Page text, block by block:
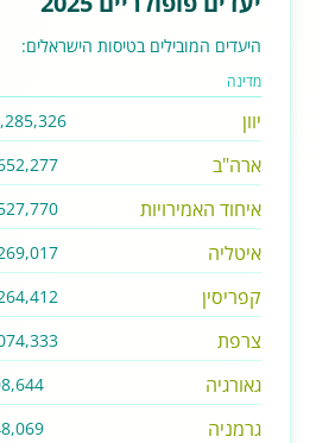
היעדים המובילים בטיסות הישראלים:
מדינה
יוון
ארה"ב
איחוד האמירויות
איטליה
קפריסין
צרפת
גאורגיה
גרמניה